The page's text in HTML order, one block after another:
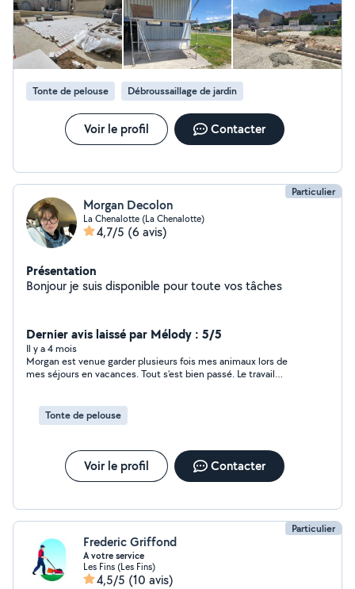
Tonte de pelouse Débroussaillage de jardin
Voir le profil Contacter
Particulier
Morgan Decolon
La Chenalotte (La Chenalotte)
4,7/5 (6 avis)
Présentation
Bonjour je suis disponible pour toute vos tâches
Dernier avis laissé par Mélody : 5/5
Il y a 4 mois
Morgan est venue garder plusieurs fois mes animaux lors de
mes séjours en vacances. Tout s’est bien passé. Le travail
Tonte de pelouse
Voir le profil Contacter
Particulier
Frederic Griffond
A votre service
Les Fins (Les Fins)
4,5/5 (10 avis)